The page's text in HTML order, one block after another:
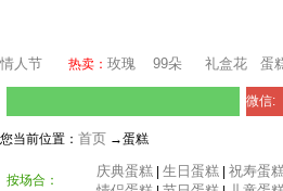
情人节 热卖： 玫瑰 99朵 礼盒花 蛋
微信:
您当前位置： 首页 →蛋糕
按场合：
庆典蛋糕 生日蛋糕 祝寿蛋